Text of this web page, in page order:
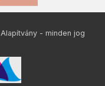
- minden jog